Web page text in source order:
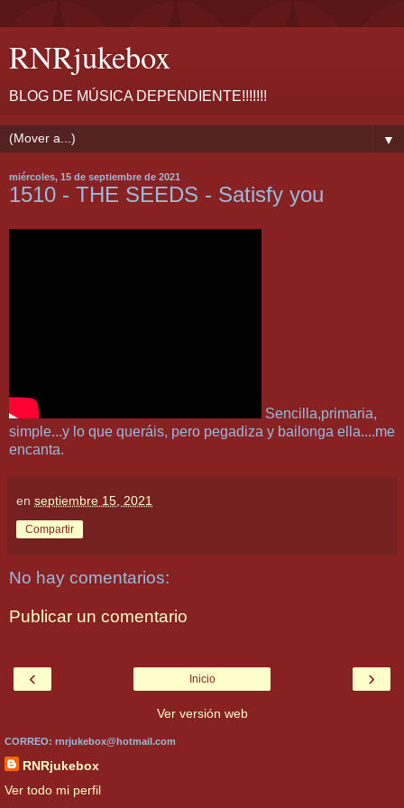
RNRjukebox
BLOG DE MÚSICA DEPENDIENTE!!!!!!!
▼
miércoles, 15 de septiembre de 2021
1510 - THE SEEDS - Satisfy you
Sencilla,primaria,
simple...y lo que queráis, pero pegadiza y bailonga ella....me
encanta.
en septiembre 15, 2021
Compartir
No hay comentarios:
Publicar un comentario
‹ ›
Inicio
Ver versión web
CORREO: rnrjukebox@hotmail.com
RNRjukebox
Ver todo mi perfil